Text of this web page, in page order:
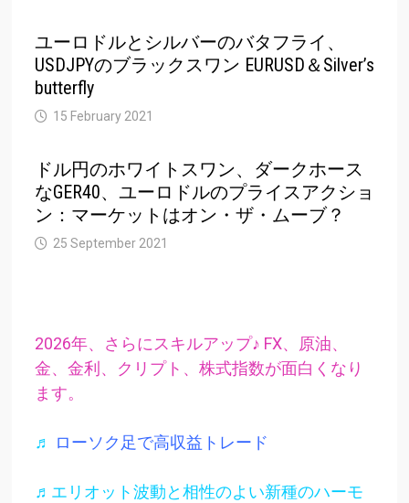
ユーロドルとシルバーのバタフライ、
USDJPYのブラックスワン EURUSD＆Silver’s
butterfly
15 February 2021
ドル円のホワイトスワン、ダークホース
なGER40、ユーロドルのプライスアクショ
ン：マーケットはオン・ザ・ムーブ？
25 September 2021
2026年、さらにスキルアップ♪ FX、原油、
金、金利、クリプト、株式指数が面白くなり
ます。
♬ ローソク足で高収益トレード
♬エリオット波動と相性のよい新種のハーモ